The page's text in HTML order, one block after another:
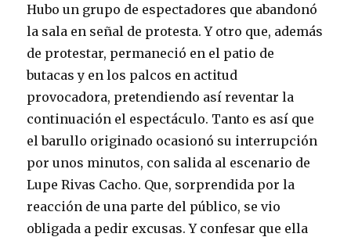
Hubo un grupo de espectadores que abandonó
la sala en señal de protesta. Y otro que, además
de protestar, permaneció en el patio de
butacas y en los palcos en actitud
provocadora, pretendiendo así reventar la
continuación el espectáculo. Tanto es así que
el barullo originado ocasionó su interrupción
por unos minutos, con salida al escenario de
Lupe Rivas Cacho. Que, sorprendida por la
reacción de una parte del público, se vio
obligada a pedir excusas. Y confesar que ella